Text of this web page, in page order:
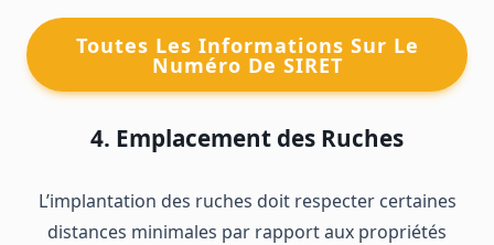
Toutes Les Informations Sur Le
Numéro De SIRET
4. Emplacement des Ruches
L’implantation des ruches doit respecter certaines
distances minimales par rapport aux propriétés